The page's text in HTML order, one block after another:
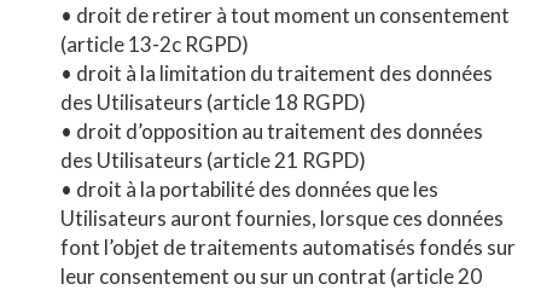
• droit de retirer à tout moment un consentement
(article 13-2c RGPD)
• droit à la limitation du traitement des données
des Utilisateurs (article 18 RGPD)
• droit d’opposition au traitement des données
des Utilisateurs (article 21 RGPD)
• droit à la portabilité des données que les
Utilisateurs auront fournies, lorsque ces données
font l’objet de traitements automatisés fondés sur
leur consentement ou sur un contrat (article 20